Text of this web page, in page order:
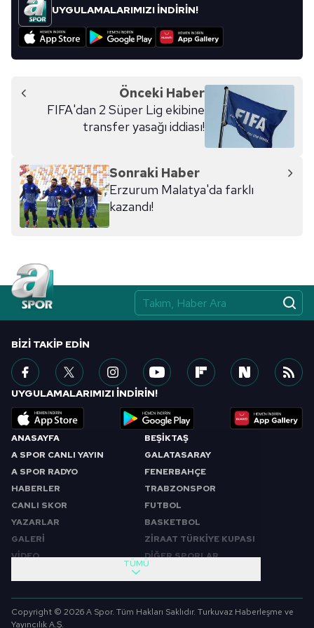
kullanılmaktadır. Bu çerezler vasıtasıyla çeşitli kişisel
verileriniz işlenmekte olup gerekli olan çerezler bilgi
toplumu hizmetlerinin sunulması amacıyla
reklam/pazarlama faaliyetlerinin yapılması, amaçlarıyla
sınırlı olarak açık rızanız dahilinde kullanılacaktır.
Çerezlere ilişkin tercihlerinizi aşağıda yer alan panel
için Ayarlar butonuna tıklayabilir,Çerez Bilgilendirme
Metnimiziziyaret edebilirsiniz.
6698 sayılı Kişisel Verilerin Korunması Kanunu uyarınca
almak için lütfen
UYGULAMALARIMIZI İNDİRİN!
Önceki Haber
FIFA'dan 2 Süper Lig ekibine
transfer yasağı iddiası!
Sonraki Haber
Erzurum Malatya'da farklı
kazandı!
ANASAYFA
A SPOR CANLI YAYIN
A SPOR RADYO
HABERLER
CANLI SKOR
YAZARLAR
GALERİ
VİDEO
BEŞİKTAŞ
GALATASARAY
FENERBAHÇE
TRABZONSPOR
FUTBOL
BASKETBOL
ZİRAAT TÜRKİYE KUPASI
DİĞER SPORLAR
SABAH SPORU
SPOR GÜNDEMİ
FUTBOL
TÜMÜ
BIZI TAKIP EDIN
UYGULAMALARIMIZI İNDİRİN!
Copyright © 2026 A Spor. Tüm Hakları Saklıdır. Turkuvaz Haberleşme ve
Yayıncılık A.Ş.